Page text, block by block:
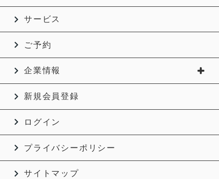
サービス
ご予約
企業情報
新規会員登録
ログイン
プライバシーポリシー
サイトマップ